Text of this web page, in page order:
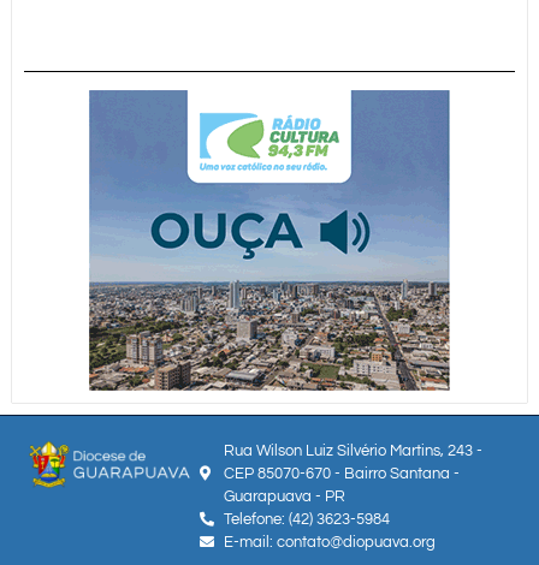
Rua Wilson Luiz Silvério Martins, 243 -
CEP 85070-670 - Bairro Santana -
Guarapuava - PR
Telefone: (42) 3623-5984
E-mail: contato@diopuava.org